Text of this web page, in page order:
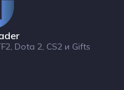
Dota 2, CS2 и Gifts